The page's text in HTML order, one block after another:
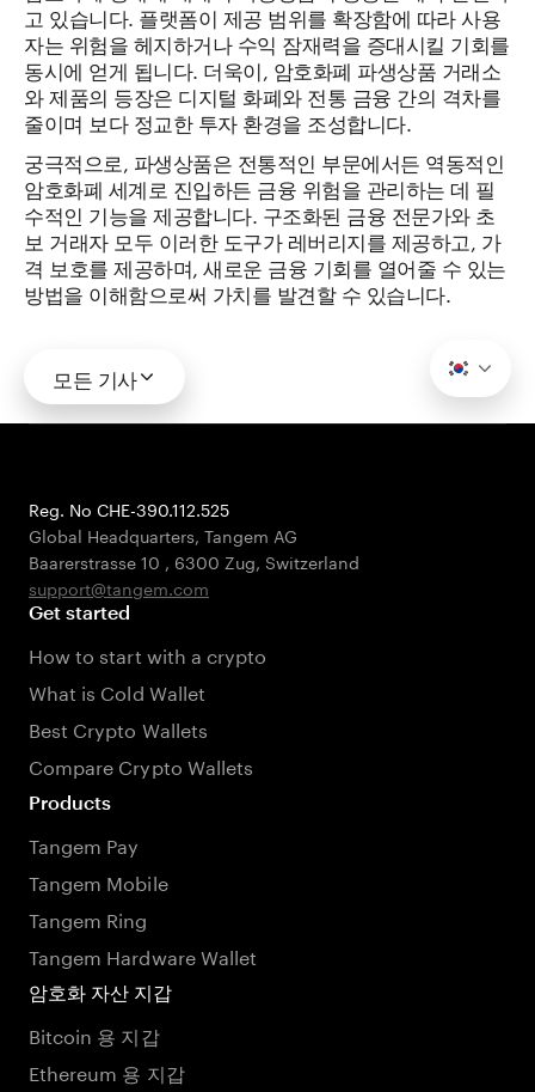
고 있습니다. 플랫폼이 제공 범위를 확장함에 따라 사용
자는 위험을 헤지하거나 수익 잠재력을 증대시킬 기회를
동시에 얻게 됩니다. 더욱이, 암호화폐 파생상품 거래소
와 제품의 등장은 디지털 화폐와 전통 금융 간의 격차를
줄이며 보다 정교한 투자 환경을 조성합니다.
궁극적으로, 파생상품은 전통적인 부문에서든 역동적인
암호화폐 세계로 진입하든 금융 위험을 관리하는 데 필
수적인 기능을 제공합니다. 구조화된 금융 전문가와 초
보 거래자 모두 이러한 도구가 레버리지를 제공하고, 가
격 보호를 제공하며, 새로운 금융 기회를 열어줄 수 있는
방법을 이해함으로써 가치를 발견할 수 있습니다.
모든 기사
Reg. No CHE-390.112.525
Global Headquarters, Tangem AG
Baarerstrasse 10 , 6300 Zug, Switzerland
support@tangem.com
Get started
How to start with a crypto
What is Cold Wallet
Best Crypto Wallets
Compare Crypto Wallets
Products
Tangem Pay
Tangem Mobile
Tangem Ring
Tangem Hardware Wallet
암호화 자산 지갑
Bitcoin 용 지갑
Ethereum 용 지갑